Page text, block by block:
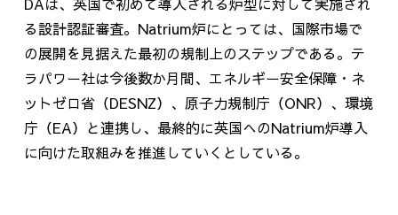
る設計認証審査。 Natrium炉にとっては、国際市場で
の展開を見据えた最初の規制上のステップである。テ
ラパワー社は今後数か月間、エネルギー安全保障・ネ
ットゼロ省（DESNZ）、原子力規制庁（ONR）、環境
庁（EA）と連携し、最終的に英国へのNatrium炉導入
に向けた取組みを推進していくとしている。